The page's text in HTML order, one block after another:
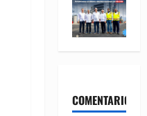
COMENTARIOS